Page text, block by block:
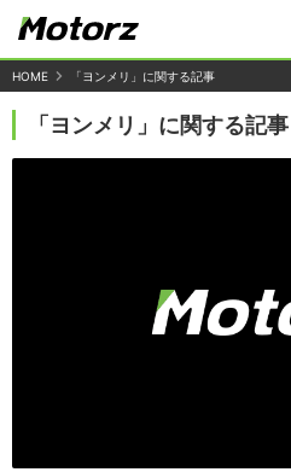
HOME 「ヨンメリ」に関する記事
「ヨンメリ」に関する記事